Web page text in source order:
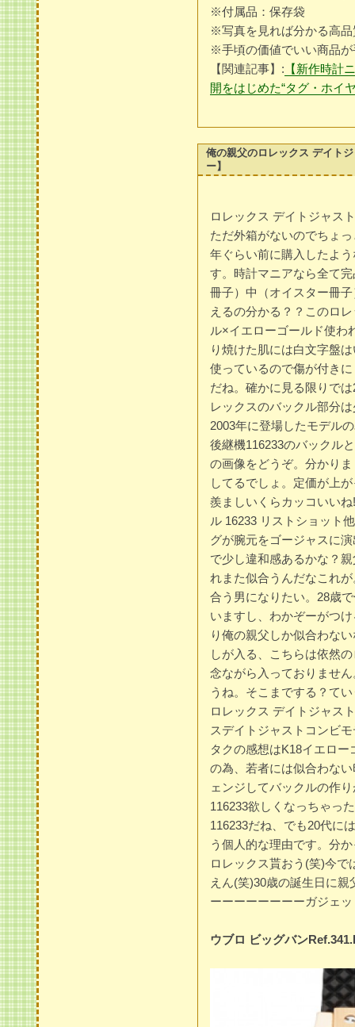
※付属品：保存袋
※写真を見れば分かる高
※手頃の価値でいい商品
【関連記事】: 【新作時計
開をはじめた“タグ・ホイ
俺の親父のロレックス デイト
ー】
ロレックス デイトジャス
ただ外箱がないのでちょ
年ぐらい前に購入したよ
す。時計マニアなら全て
冊子）中（オイスター冊
えるの分かる？？このロ
ル×イエローゴールド使わ
り焼けた肌には白文字盤
使っているので傷が付き
だね。確かに見る限りで
レックスのバックル部分
2003年に登場したモデル
後継機116233のバックル
の画像をどうぞ。分かり
してるでしょ。定価が上
羨ましいくらカッコいい
ル 16233 リストショット
グが腕元をゴージャスに
で少し違和感あるかな？
れまた似合うんだなこれ
合う男になりたい。28歳
いますし、わかぞーがつ
り俺の親父しか似合わな
しが入る、こちらは依然
念ながら入っておりませ
うね。そこまでする？て
ロレックス デイトジャス
スデイトジャストコンビ
タクの感想はK18イエロ
の為、若者には似合わな
ェンジしてバックルの作
116233欲しくなっちゃっ
116233だね、でも20代に
う個人的な理由です。分
ロレックス貰おう(笑)今で
えん(笑)30歳の誕生日に
ーーーーーーーーガジェ
ウブロ ビッグバン